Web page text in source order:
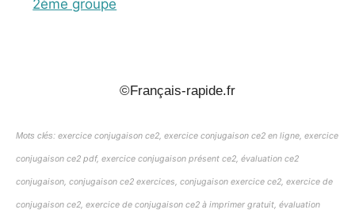
2ème groupe
©Français-rapide.fr
Mots clés: exercice conjugaison ce2, exercice conjugaison ce2 en ligne, exercice
conjugaison ce2 pdf, exercice conjugaison présent ce2, évaluation ce2
conjugaison, conjugaison ce2 exercices, conjugaison exercice ce2, exercice de
conjugaison ce2, exercice de conjugaison ce2 à imprimer gratuit, évaluation